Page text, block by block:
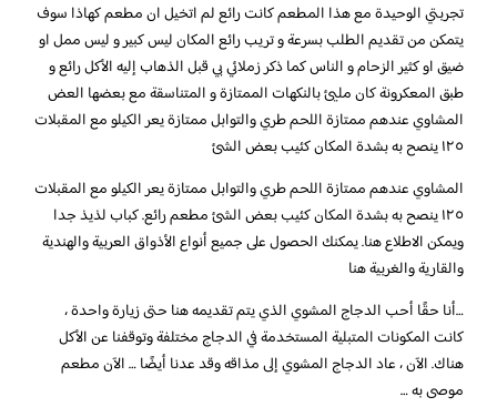
تجربتي الوحيدة مع هذا المطعم كانت رائع لم اتخيل ان مطعم كهاذا سوف
يتمكن من تقديم الطلب بسرعة و تريب رائع المكان ليس كبير و ليس ممل او
ضيق او كثير الزحام و الناس كما ذكر زملائي بي قبل الذهاب إليه الأكل رائع و
طبق المعكرونة كان مليئ بالنكهات الممتازة و المتناسقة مع بعضها العض
المشاوي عندهم ممتازة اللحم طري والتوابل ممتازة يعر الكيلو مع المقبلات
١٢٥ ينصح به بشدة المكان كئيب بعض الشئ
المشاوي عندهم ممتازة اللحم طري والتوابل ممتازة يعر الكيلو مع المقبلات
١٢٥ ينصح به بشدة المكان كئيب بعض الشئ مطعم رائع. كباب لذيذ جدا
ويمكن الاطلاع هنا. يمكنك الحصول على جميع أنواع الأذواق العربية والهندية
والقارية والغربية هنا
…أنا حقًا أحب الدجاج المشوي الذي يتم تقديمه هنا حتى زيارة واحدة ،
كانت المكونات المتبلية المستخدمة في الدجاج مختلفة وتوقفنا عن الأكل
هناك. الآن ، عاد الدجاج المشوي إلى مذاقه وقد عدنا أيضًا … الآن مطعم
موصى به …